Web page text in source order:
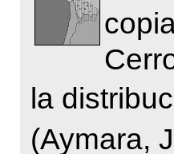
la
(Aymara,